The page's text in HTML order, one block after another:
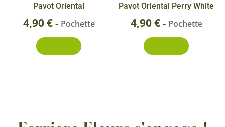
Pavot Oriental
4,90€- Pochette
Pavot Oriental Perry White
4,90€- Pochette